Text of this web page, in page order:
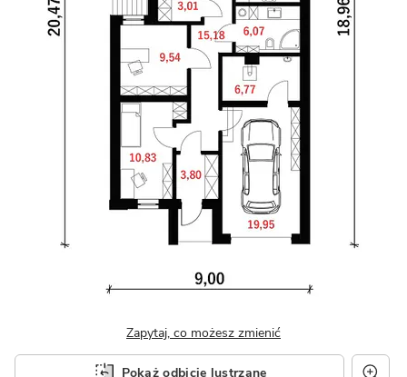
Zapytaj, co możesz zmienić
Pokaż odbicie lustrzane